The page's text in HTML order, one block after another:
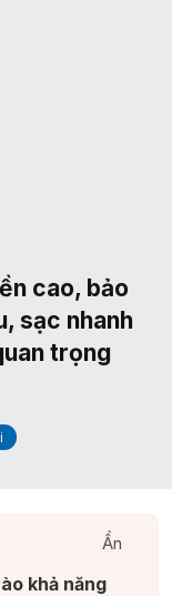
cao, bảo
sạc nhanh
trọng
Ẩn
khả năng